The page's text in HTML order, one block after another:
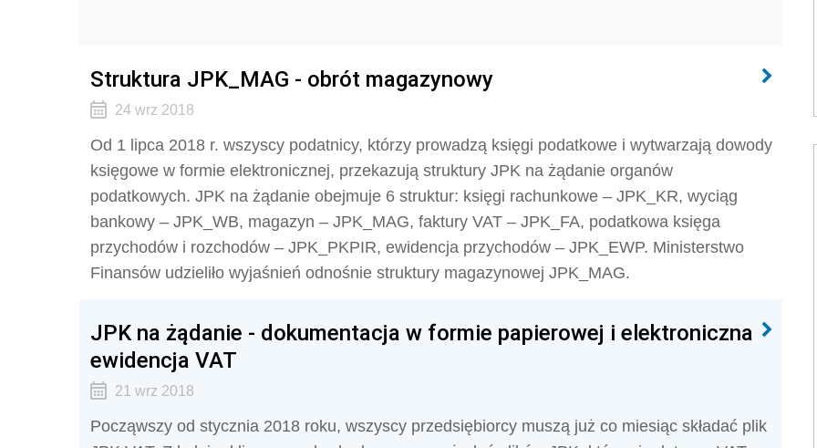
Struktura JPK_MAG - obrót magazynowy
24 wrz 2018
Od 1 lipca 2018 r. wszyscy podatnicy, którzy prowadzą księgi podatkowe i wytwarzają dowody
księgowe w formie elektronicznej, przekazują struktury JPK na żądanie organów
podatkowych. JPK na żądanie obejmuje 6 struktur: księgi rachunkowe – JPK_KR, wyciąg
bankowy – JPK_WB, magazyn – JPK_MAG, faktury VAT – JPK_FA, podatkowa księga
przychodów i rozchodów – JPK_PKPIR, ewidencja przychodów – JPK_EWP. Ministerstwo
Finansów udzieliło wyjaśnień odnośnie struktury magazynowej JPK_MAG.
JPK na żądanie - dokumentacja w formie papierowej i elektroniczna
ewidencja VAT
21 wrz 2018
Począwszy od stycznia 2018 roku, wszyscy przedsiębiorcy muszą już co miesiąc składać plik